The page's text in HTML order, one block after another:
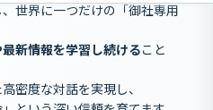
、世界に一つだけの「御社専用
新情報を学習し続けること
密度な対話を実現し、